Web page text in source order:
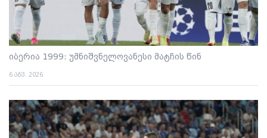
იბერია 1999: უმნიშვნელოვანესი მატჩის წინ
6 აგვ. 2026